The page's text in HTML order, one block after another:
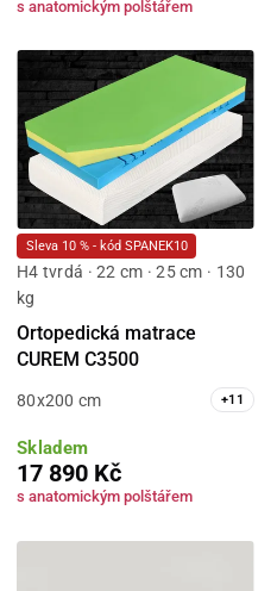
s anatomickým polštářem
Sleva 10 % - kód SPANEK10
H4 tvrdá · 22 cm · 25 cm · 130
kg
Ortopedická matrace
CUREM C3500
80x200 cm +11
Skladem
17 890 Kč
s anatomickým polštářem